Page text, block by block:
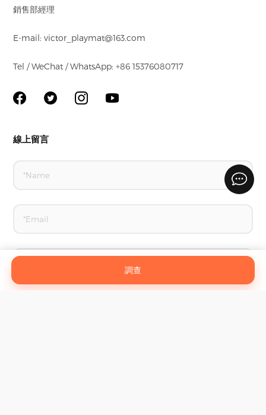
銷售部經理
E-mail: victor_playmat@163.com
Tel / WeChat / WhatsApp: +86 15376080717
線上留言
調查